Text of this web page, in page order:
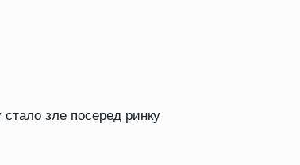
зле посеред ринку